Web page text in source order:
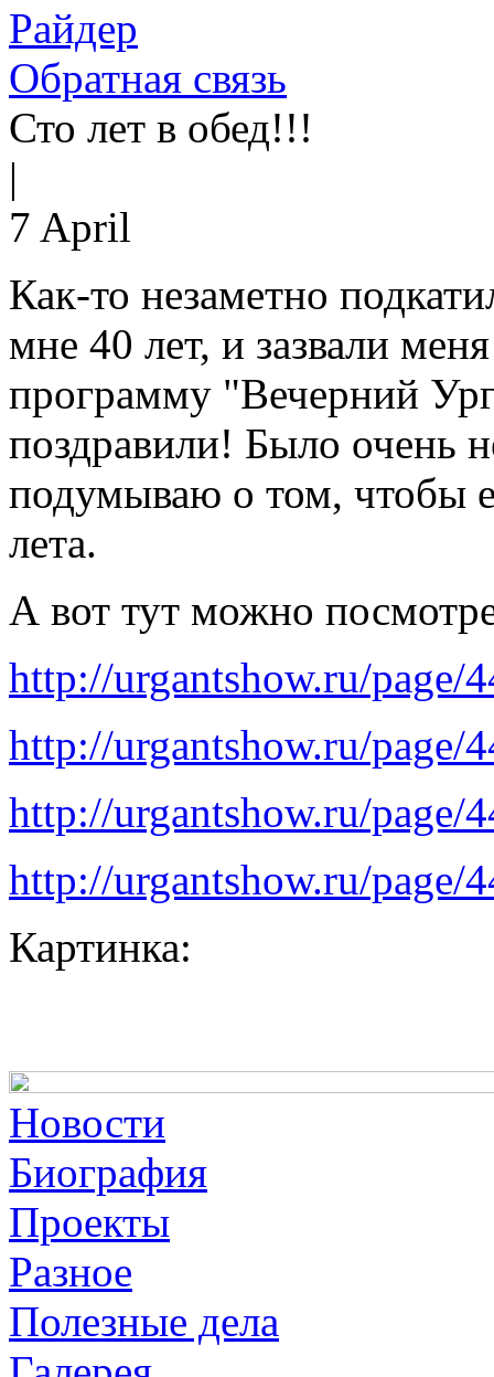
Райдер
Обратная связь
Сто лет в обед!!!
|
7 April
Как-то незаметно
мне 40 лет, и зазвали
программу "Вечерний
поздравили! Было очень
подумываю о том, чтобы
лета.
А вот тут можно
http://urgantshow.ru/page/
http://urgantshow.ru/page/
http://urgantshow.ru/page/
http://urgantshow.ru/page/
Картинка:
Новости
Биография
Проекты
Разное
Полезные дела